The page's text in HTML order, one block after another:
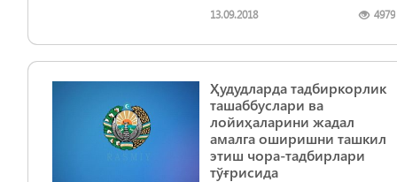
“Ўзбекистон Ҳаракатлар
йўналиши бўйича демократик
ислоҳотлар ва
Ўзбекистоннинг Япония билан
ҳамкорлик истиқболлари”
ўзбек-япон симпозиуми бўлиб
ўтди.
13.09.2018 4979
Ҳудудларда тадбиркорлик
ташаббуслари ва
лойиҳаларини жадал
амалга оширишни ташкил
этиш чора-тадбирлари
тўғрисида